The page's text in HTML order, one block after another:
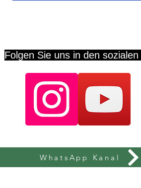
Folgen Sie uns in den sozialen
WhatsApp Kanal